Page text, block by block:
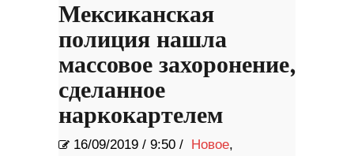
Мексиканская
полиция нашла
массовое захоронение,
сделанное
наркокартелем
16/09/2019 / 9:50 / Новое,